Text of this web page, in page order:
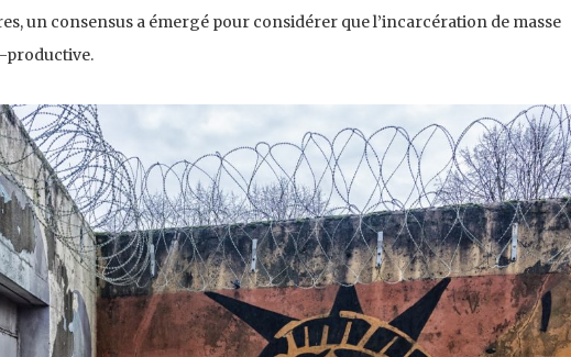
un consensus a émergé pour considérer que l’incarcération de masse
productive.